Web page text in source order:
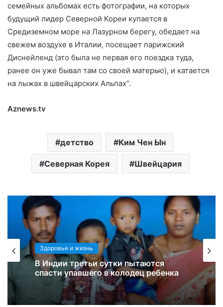
семейных альбомах есть фотографии, на которых
будущий лидер Северной Кореи купается в
Средиземном море на Лазурном берегу, обедает на
свежем воздухе в Италии, посещает парижский
Диснейленд (это была не первая его поездка туда,
ранее он уже бывал там со своей матерью), и катается
на лыжах в швейцарских Альпах”.
Aznews.tv
детство Ким Чен Ын
Северная Корея Швейцария
Здоровье и жизнь
В Индии третьи сутки пытаются
спасти упавшего в колодец ребенка